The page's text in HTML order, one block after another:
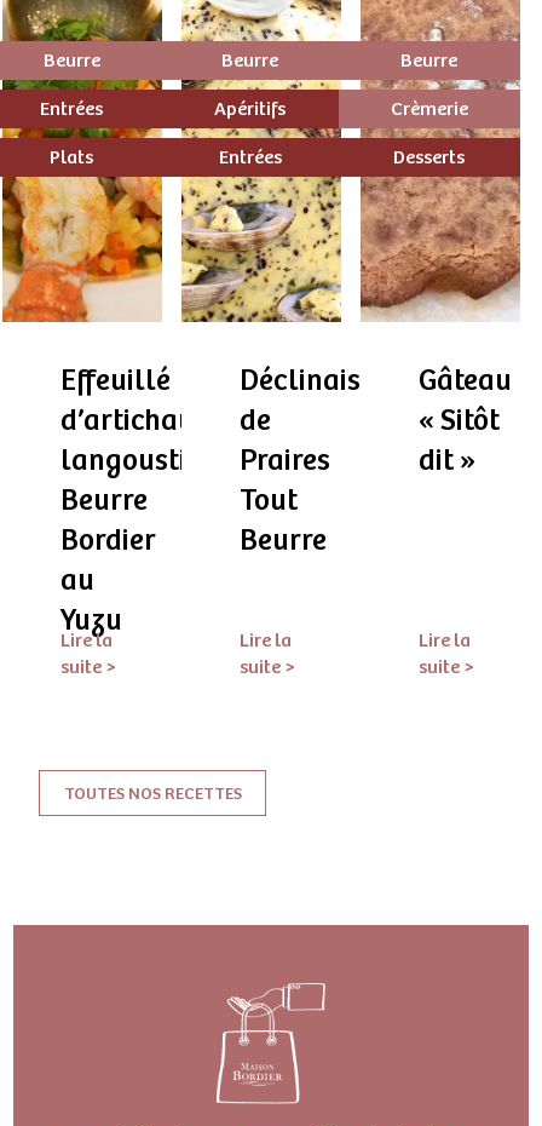
Beurre
Entrées
Plats
Effeuillé
d’artichaut,
langoustines,
Beurre
Bordier
au
Yuzu
Lire la
suite >
Beurre
Apéritifs
Entrées
Déclinaison
de
Praires
Tout
Beurre
Lire la
suite >
Beurre
Crèmerie
Desserts
Gâteau
« Sitôt
dit »
Lire la
suite >
TOUTES NOS RECETTES